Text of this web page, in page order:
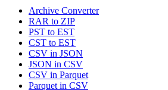
Archive Converter
RAR to ZIP
PST to EST
CST to EST
CSV in JSON
JSON in CSV
CSV in Parquet
Parquet in CSV